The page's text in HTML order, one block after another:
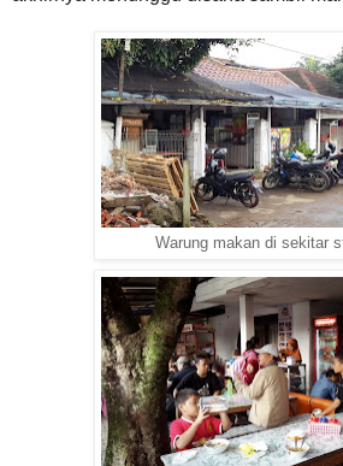
Warung makan di sekitar